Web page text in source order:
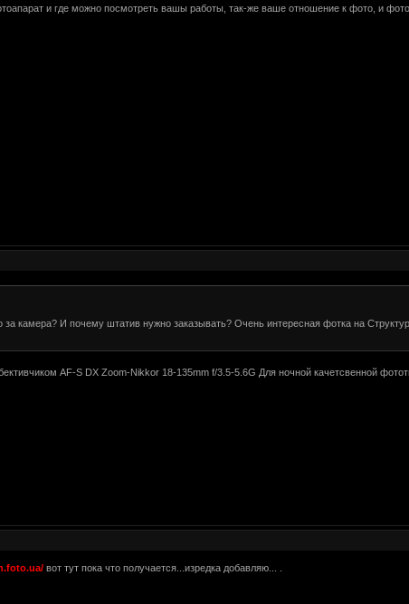
и где можно посмотреть вашы работы, так-же ваше отношение к фото, и
за камера? И почему штатив нужно заказывать? Очень интересная фотка на
AF-S DX Zoom-Nikkor 18-135mm f/3.5-5.6G Для ночной качетсвенной
вот тут пока что получается...изредка добавляю... .